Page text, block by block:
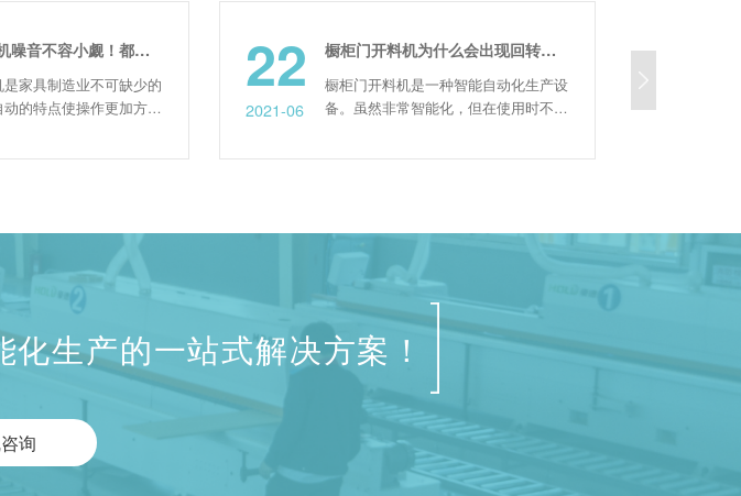
橱柜门开料机噪音不容小觑！都反应了哪些问题？
制造业不可缺少的
点使操作更加方便
中可能会产生过大
荷工作。...
22
2021-06
橱柜门开料机为什么会出现回转误差，具体因素是什么？
橱柜门开料机是一种智能自动化生产设
备。虽然非常智能化，但在使用时不可
因为开料机的主轴部件在制造、装配和
16
2023-02
生产的一站式解决方案！
询